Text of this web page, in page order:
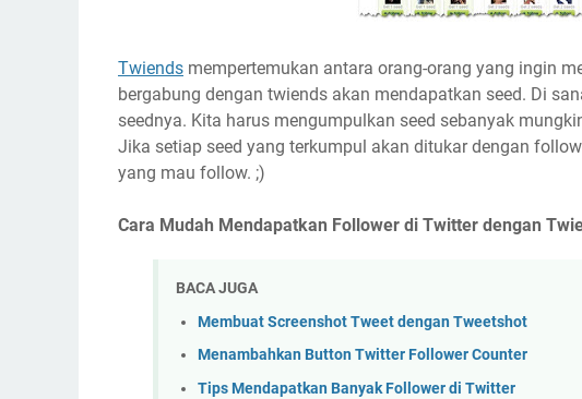
Twiends mempertemukan antara orang-orang yang ingin
bergabung dengan twiends akan mendapatkan seed. Di
seednya. Kita harus mengumpulkan seed sebanyak
Jika setiap seed yang terkumpul akan ditukar dengan
yang mau follow. ;)
Cara Mudah Mendapatkan Follower di Twitter dengan
BACA JUGA
Membuat Screenshot Tweet dengan Tweetshot
Menambahkan Button Twitter Follower Counter
Tips Mendapatkan Banyak Follower di Twitter